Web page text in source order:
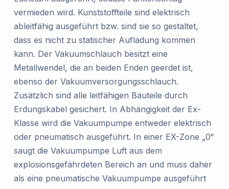
vermieden wird. Kunststoffteile sind elektrisch
ableitfähig ausgeführt bzw. sind sie so gestaltet,
dass es nicht zu statischer Aufladung kommen
kann. Der Vakuumschlauch besitzt eine
Metallwendel, die an beiden Enden geerdet ist,
ebenso der Vakuumversorgungsschlauch.
Zusätzlich sind alle leitfähigen Bauteile durch
Erdungskabel gesichert. In Abhängigkeit der Ex-
Klasse wird die Vakuumpumpe entweder elektrisch
oder pneumatisch ausgeführt. In einer EX-Zone „0“
saugt die Vakuumpumpe Luft aus dem
explosionsgefährdeten Bereich an und muss daher
als eine pneumatische Vakuumpumpe ausgeführt